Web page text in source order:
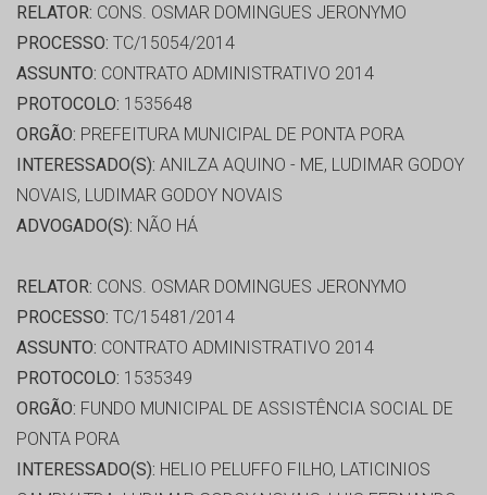
RELATOR: CONS. OSMAR DOMINGUES JERONYMO
PROCESSO: TC/15054/2014
ASSUNTO: CONTRATO ADMINISTRATIVO 2014
PROTOCOLO: 1535648
ORGÃO: PREFEITURA MUNICIPAL DE PONTA PORA
INTERESSADO(S): ANILZA AQUINO - ME, LUDIMAR GODOY
NOVAIS, LUDIMAR GODOY NOVAIS
ADVOGADO(S): NÃO HÁ
RELATOR: CONS. OSMAR DOMINGUES JERONYMO
PROCESSO: TC/15481/2014
ASSUNTO: CONTRATO ADMINISTRATIVO 2014
PROTOCOLO: 1535349
ORGÃO: FUNDO MUNICIPAL DE ASSISTÊNCIA SOCIAL DE
PONTA PORA
INTERESSADO(S): HELIO PELUFFO FILHO, LATICINIOS